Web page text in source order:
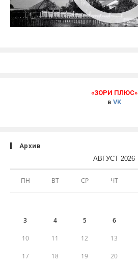
«ЗОРИ ПЛЮС»
в VK
Архив
АВГУСТ 2026
ПН ВТ СР ЧТ
3 4 5 6
10 11 12 13
17 18 19 20